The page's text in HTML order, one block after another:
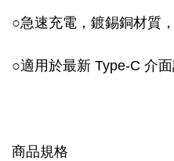
○急速充電，鍍錫銅材質
○適用於最新 Type-C 介
商品規格